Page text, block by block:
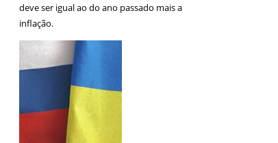
deve ser igual ao do ano passado mais a
inflação.